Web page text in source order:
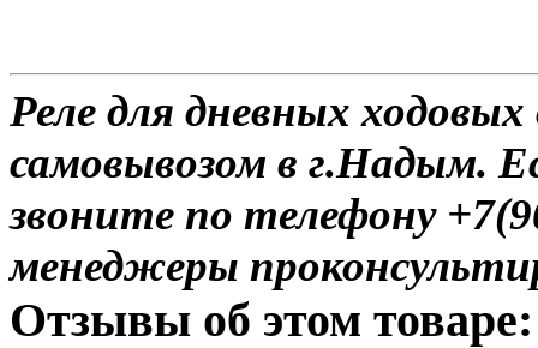
Реле для дневных
самовывозом в г.Надым.
звоните по телефону
менеджеры
Отзывы об этом товаре: